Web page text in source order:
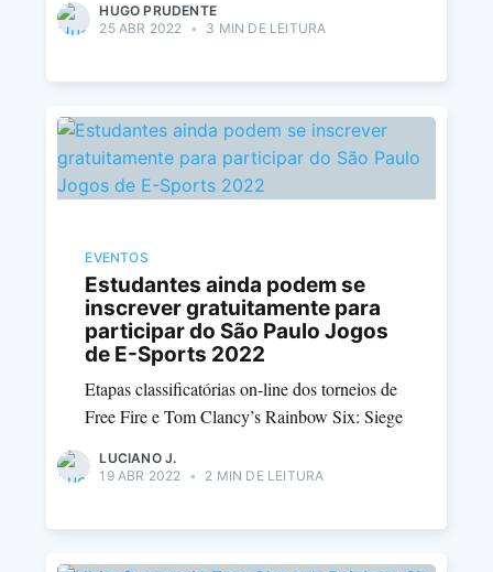
HUGO PRUDENTE
25 ABR 2022
• 3 MIN DE LEITURA
EVENTOS
Estudantes ainda podem se
inscrever gratuitamente para
participar do São Paulo Jogos
de E-Sports 2022
Etapas classificatórias on-line dos torneios de
Free Fire e Tom Clancy’s Rainbow Six: Siege
LUCIANO J.
19 ABR 2022
• 2 MIN DE LEITURA